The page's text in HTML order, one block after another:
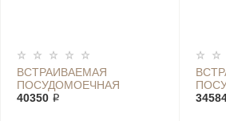
ВСТРАИВАЕМАЯ
ПОСУДОМОЕЧНАЯ
МАШИНА ELECTROLUX
40350 ₽